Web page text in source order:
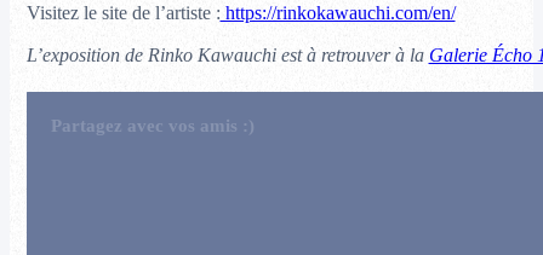
Visitez le site de l’artiste : https://rinkokawauchi.com/en/
L’exposition de Rinko Kawauchi est à retrouver à la Galerie Écho
Partagez avec vos amis :)